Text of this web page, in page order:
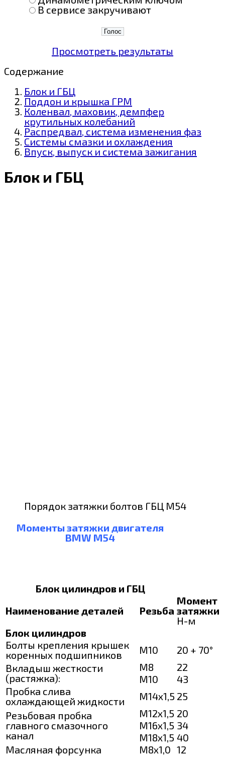
В сервисе закручивают
Просмотреть результаты
Содержание
Блок и ГБЦ
Поддон и крышка ГРМ
Коленвал, маховик, демпфер
крутильных колебаний
Распредвал, система изменения фаз
Системы смазки и охлаждения
Впуск, выпуск и система зажигания
Блок и ГБЦ
Порядок затяжки болтов ГБЦ М54
Моменты затяжки двигателя
BMW M54
Блок цилиндров и ГБЦ
Наименование деталей
Резьба
Момент
затяжки
Н-м
Блок цилиндров
Болты крепления крышек
коренных подшипников
М10
20 + 70°
Вкладыш жесткости
(растяжка):
М8
22
М10
43
Пробка слива
охлаждающей жидкости
М14х1,5 25
Резьбовая пробка
главного смазочного
канал
М12х1,5 20
М16х1,5 34
М18х1,5 40
Масляная форсунка
М8х1,0 12